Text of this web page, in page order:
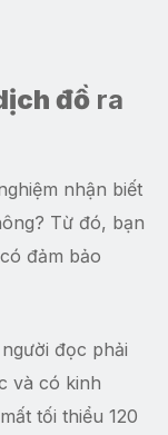
đồ ra
nhận biết
Từ đó, bạn
đảm bảo
đọc phải
và có kinh
tối thiểu 120